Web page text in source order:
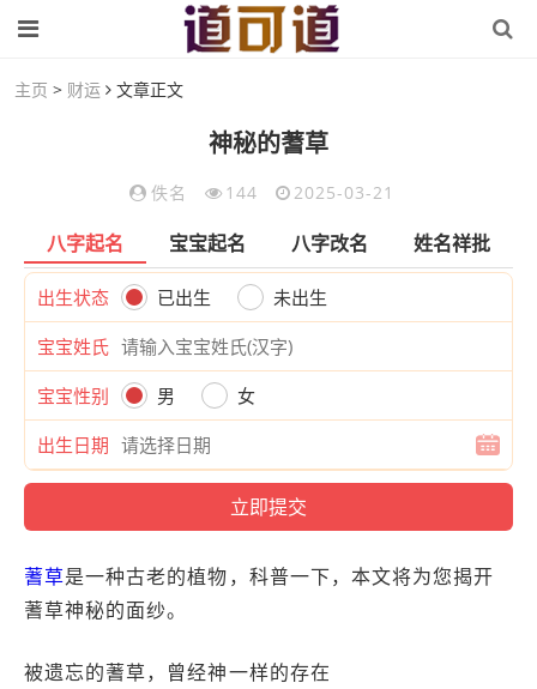
主页 > 财运 文章正文
神秘的蓍草
佚名 144 2025-03-21
八字起名 宝宝起名 八字改名 姓名祥批
出生状态 已出生 未出生
宝宝姓氏
宝宝性别 男 女
出生日期
蓍草是一种古老的植物，科普一下，本文将为您揭开
蓍草神秘的面纱。
被遗忘的蓍草，曾经神一样的存在